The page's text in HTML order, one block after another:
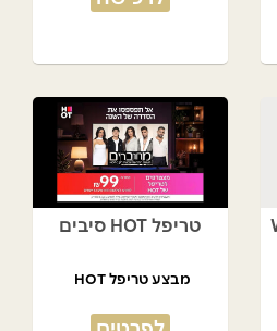
טריפל HOT סיבים
מבצע טריפל HOT